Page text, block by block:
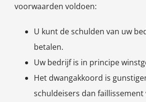
voorwaarden voldoen:
U kunt de schulden van uw
betalen.
Uw bedrijf is in principe
Het dwangakkoord is
schuldeisers dan faillissement